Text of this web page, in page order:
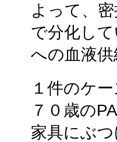
よって、
で分化し
への血液
１件のケ
７０歳の
家具にぶ